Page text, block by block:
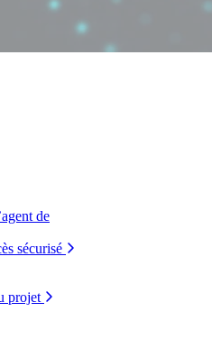
de
sécurisé
projet